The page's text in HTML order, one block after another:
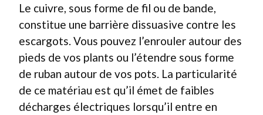
Le cuivre, sous forme de fil ou de bande,
constitue une barrière dissuasive contre les
escargots. Vous pouvez l’enrouler autour des
pieds de vos plants ou l’étendre sous forme
de ruban autour de vos pots. La particularité
de ce matériau est qu’il émet de faibles
décharges électriques lorsqu’il entre en